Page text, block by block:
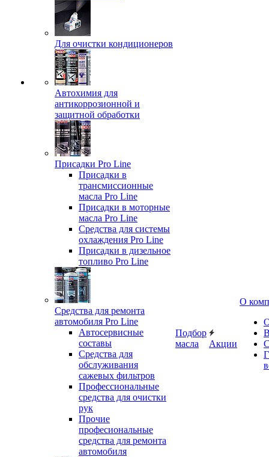
Для очистки кондиционеров
Автохимия для
антикоррозионной и
защитной обработки
Присадки Pro Line
Присадки в
трансмиссионные
масла Pro Line
Присадки в моторные
масла Pro Line
Средства для системы
охлаждения Pro Line
Присадки в дизельное
топливо Pro Line
Средства для ремонта
автомобиля Pro Line
Автосервисные
составы
Средства для
обслуживания
сажевых фильтров
Профессиональные
средства для очистки
рук
Прочие
професиональные
средства для ремонта
автомобиля
Подбор
масла
Акции
О